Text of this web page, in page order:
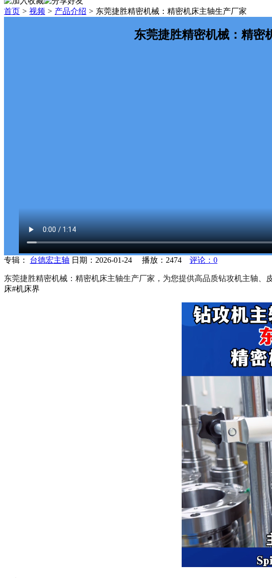
首页 > 视频 > 产品介绍 > 东莞捷胜精密机械：精密机床主轴生产厂家
东莞捷胜精密机械：精密
专辑： 台德宏主轴 日期：2026-01-24 播放： 2474 评论：0
东莞捷胜精密机械：精密机床主轴生产厂家，为您提供高品质钻攻机主轴、
床#机床界